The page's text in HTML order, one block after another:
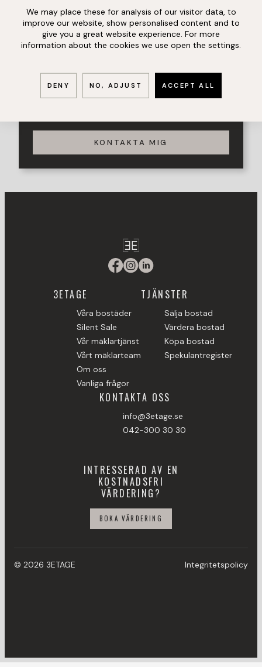
ANSVARIG MÄKLARE
ROGER BILLSTEN
KONTAKTA MIG
3ETAGE
Våra bostäder
Silent Sale
Vår mäklartjänst
Vårt mäklarteam
Om oss
Vanliga frågor
TJÄNSTER
Sälja bostad
Värdera bostad
Köpa bostad
Spekulantregister
KONTAKTA OSS
info@3etage.se
042-300 30 30
INTRESSERAD AV EN
KOSTNADSFRI
VÄRDERING?
BOKA VÄRDERING
© 2026 3ETAGE Integritetspolicy
We may place these for analysis of our visitor data, to
improve our website, show personalised content and to
give you a great website experience. For more
information about the cookies we use open the settings.
DENY NO, ADJUST ACCEPT ALL